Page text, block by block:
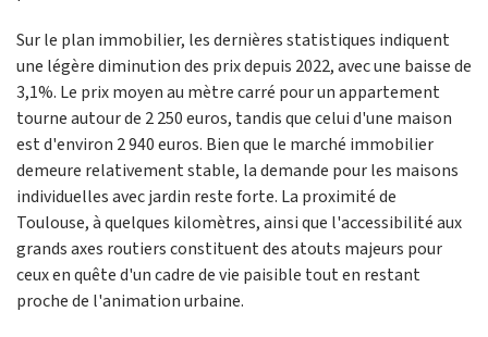
Sur le plan immobilier, les dernières statistiques indiquent
une légère diminution des prix depuis 2022, avec une baisse de
3,1%. Le prix moyen au mètre carré pour un appartement
tourne autour de 2 250 euros, tandis que celui d'une maison
est d'environ 2 940 euros. Bien que le marché immobilier
demeure relativement stable, la demande pour les maisons
individuelles avec jardin reste forte. La proximité de
Toulouse, à quelques kilomètres, ainsi que l'accessibilité aux
grands axes routiers constituent des atouts majeurs pour
ceux en quête d'un cadre de vie paisible tout en restant
proche de l'animation urbaine.